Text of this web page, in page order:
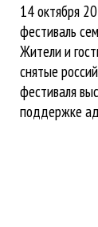
14 октября
фестиваль
Жители и
снятые
фестиваля
поддержке